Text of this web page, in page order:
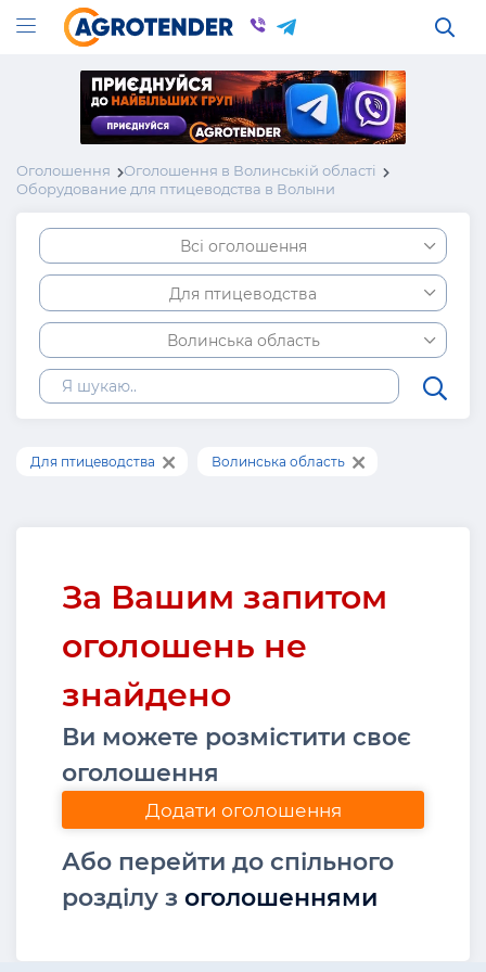
Оголошення
Оголошення в Волинській області
Оборудование для птицеводства в Волыни
Всі оголошення
Для птицеводства
Волинська область
Для птицеводства Волинська область
За Вашим запитом
оголошень не
знайдено
Ви можете розмістити своє
оголошення
Додати оголошення
Або перейти до спільного
розділу з оголошеннями